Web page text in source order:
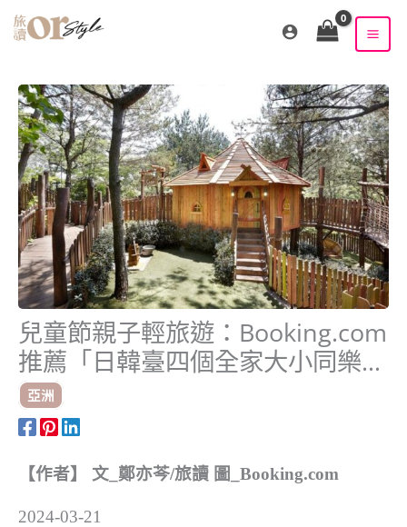
兒童節親子輕旅遊：Booking.com
推薦「日韓臺四個全家大小同樂旅
宿」
亞洲
【作者】 文_鄭亦芩/旅讀 圖_Booking.com
2024-03-21